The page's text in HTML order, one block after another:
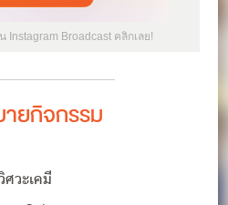
Instagram Broadcast คลิกเลย!
ยกิจกรรม
ศวะเคมี